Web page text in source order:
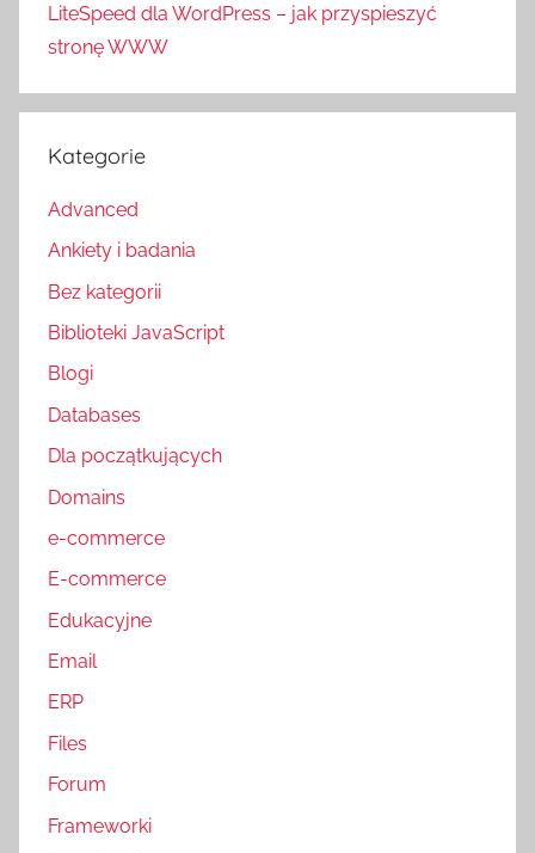
LiteSpeed dla WordPress – jak przyspieszyć
stronę WWW
Kategorie
Advanced
Ankiety i badania
Bez kategorii
Biblioteki JavaScript
Blogi
Databases
Dla początkujących
Domains
e-commerce
E-commerce
Edukacyjne
Email
ERP
Files
Forum
Frameworki